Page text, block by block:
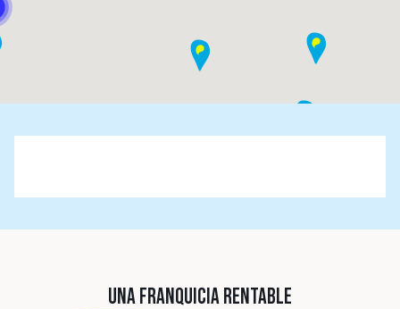
UNA FRANQUICIA RENTABLE